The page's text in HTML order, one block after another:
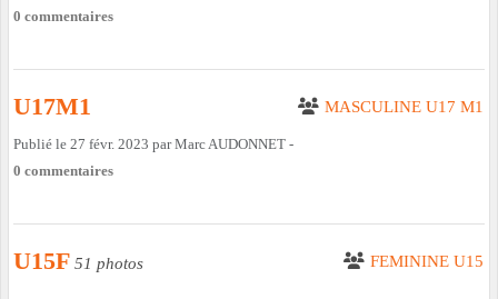
0 commentaires
U17M1 MASCULINE U17 M1
Publié le 27 févr. 2023 parMarc AUDONNET -
0 commentaires
U15F 51 photos FEMININE U15